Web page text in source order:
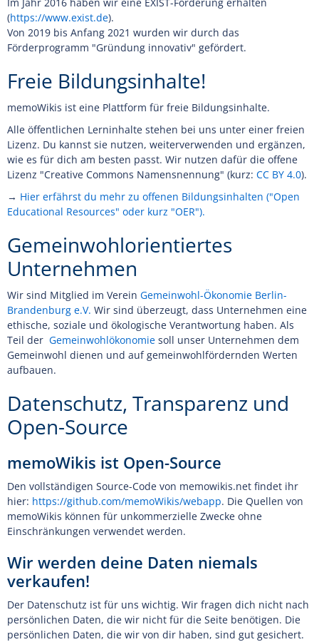
(https://www.exist.de).
Von 2019 bis Anfang 2021 wurden wir durch das
Förderprogramm "Gründung innovativ" gefördert.
Freie Bildungsinhalte!
memoWikis ist eine Plattform für freie Bildungsinhalte.
Alle öffentlichen Lerninhalte stehen bei uns unter einer freien
Lizenz. Du kannst sie nutzen, weiterverwenden und ergänzen,
wie es für dich am besten passt. Wir nutzen dafür die offene
Lizenz "Creative Commons Namensnennung" (kurz: CC BY 4.0).
→ Hier erfährst du mehr zu offenen Bildungsinhalten ("Open
Educational Resources" oder kurz "OER").
Gemeinwohlorientiertes
Unternehmen
Wir sind Mitglied im Verein Gemeinwohl-Ökonomie Berlin-
Brandenburg e.V. Wir sind überzeugt, dass Unternehmen eine
ethische, soziale und ökologische Verantwortung haben. Als
Teil der Gemeinwohlökonomie soll unser Unternehmen dem
Gemeinwohl dienen und auf gemeinwohlfördernden Werten
aufbauen.
Datenschutz, Transparenz und
Open-Source
memoWikis ist Open-Source
Den vollständigen Source-Code von memowikis.net findet ihr
hier: https://github.com/memoWikis/webapp. Die Quellen von
memoWikis können für unkommerzielle Zwecke ohne
Einschränkungen verwendet werden.
Wir werden deine Daten niemals
verkaufen!
Der Datenschutz ist für uns wichtig. Wir fragen dich nicht nach
persönlichen Daten, die wir nicht für die Seite benötigen. Die
persönlichen Daten, die wir von dir haben, sind gut gesichert.